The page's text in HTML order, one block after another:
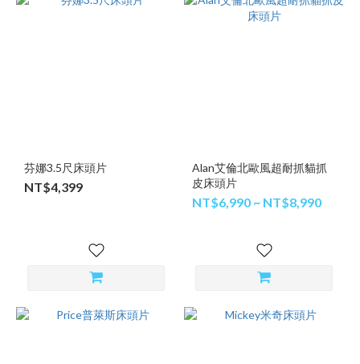
芬娜3.5尺床頭片
NT$4,399
Alan艾倫北歐風超耐抓貓抓
皮床頭片
NT$6,990 ~ NT$8,990